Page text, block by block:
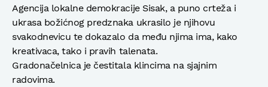
Agencija lokalne demokracije Sisak, a puno crteža i
ukrasa božićnog predznaka ukrasilo je njihovu
svakodnevicu te dokazalo da među njima ima, kako
kreativaca, tako i pravih talenata.
Gradonačelnica je čestitala klincima na sjajnim
radovima.